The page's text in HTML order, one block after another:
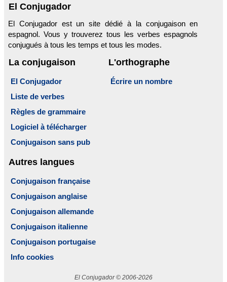
El Conjugador
El Conjugador est un site dédié à la conjugaison en
espagnol. Vous y trouverez tous les verbes espagnols
conjugués à tous les temps et tous les modes.
La conjugaison
El Conjugador
Liste de verbes
Règles de grammaire
Logiciel à télécharger
Conjugaison sans pub
L'orthographe
Écrire un nombre
Autres langues
Conjugaison française
Conjugaison anglaise
Conjugaison allemande
Conjugaison italienne
Conjugaison portugaise
Info cookies
El Conjugador © 2006-2026